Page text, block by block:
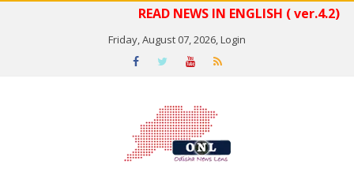
READ NEWS IN ENGLISH ( ver.4.2)
Friday, August 07, 2026,Login